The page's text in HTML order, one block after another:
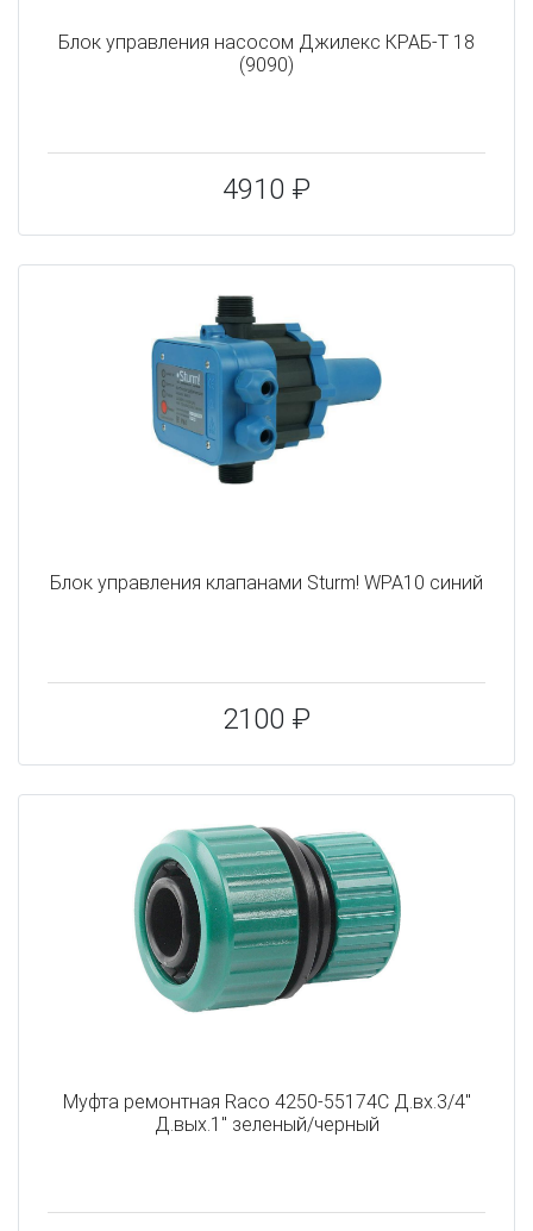
Блок управления насосом Джилекс КРАБ-Т 18
(9090)
4910 ₽
Блок управления клапанами Sturm! WPA10 синий
2100 ₽
Муфта ремонтная Raco 4250-55174C Д.вх.3/4"
Д.вых.1" зеленый/черный